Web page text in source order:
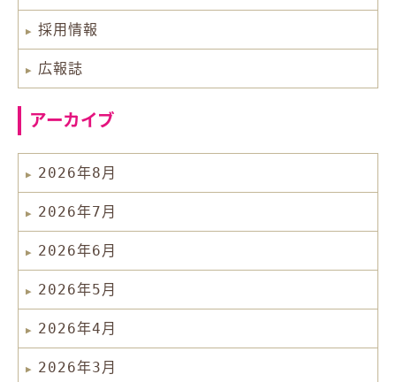
採用情報
広報誌
アーカイブ
2026年8月
2026年7月
2026年6月
2026年5月
2026年4月
2026年3月